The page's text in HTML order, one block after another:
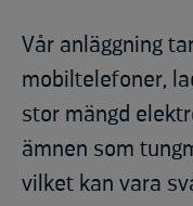
Vår anläggning
mobiltelefoner,
stor mängd
ämnen som
vilket kan vara